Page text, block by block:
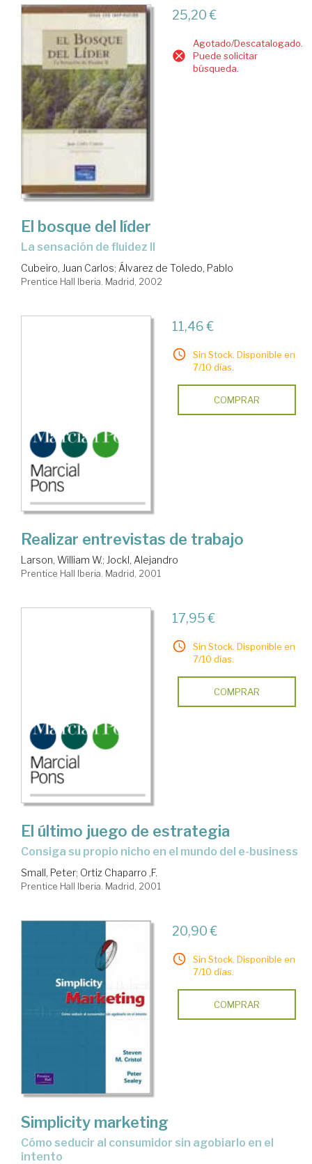
25,20 €
Agotado/Descatalogado.
Puede solicitar
búsqueda.
El bosque del líder
la sensación de fluidez II
Cubeiro, Juan Carlos; Álvarez de Toledo, Pablo
Prentice Hall Iberia. Madrid, 2002
11,46 €
Sin Stock. Disponible en
7/10 días.
COMPRAR
Realizar entrevistas de trabajo
Larson, William W.; Jockl, Alejandro
Prentice Hall Iberia. Madrid, 2001
17,95 €
Sin Stock. Disponible en
7/10 días.
COMPRAR
El último juego de estrategia
consiga su propio nicho en el mundo del e-business
Small, Peter; Ortiz Chaparro ,F.
Prentice Hall Iberia. Madrid, 2001
20,90 €
Sin Stock. Disponible en
7/10 días.
COMPRAR
Simplicity marketing
cómo seducir al consumidor sin agobiarlo en el
intento